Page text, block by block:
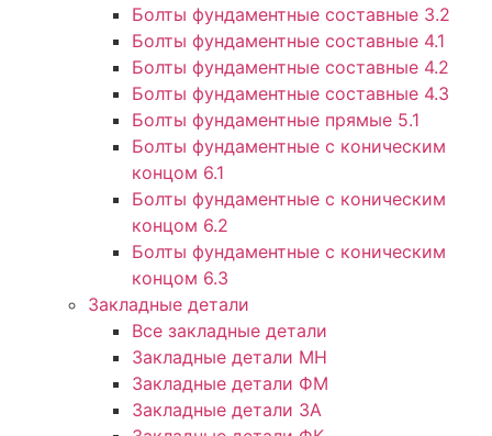
Болты фундаментные составные 3.2
Болты фундаментные составные 4.1
Болты фундаментные составные 4.2
Болты фундаментные составные 4.3
Болты фундаментные прямые 5.1
Болты фундаментные с коническим
концом 6.1
Болты фундаментные с коническим
концом 6.2
Болты фундаментные с коническим
концом 6.3
Закладные детали
Все закладные детали
Закладные детали МН
Закладные детали ФМ
Закладные детали ЗА